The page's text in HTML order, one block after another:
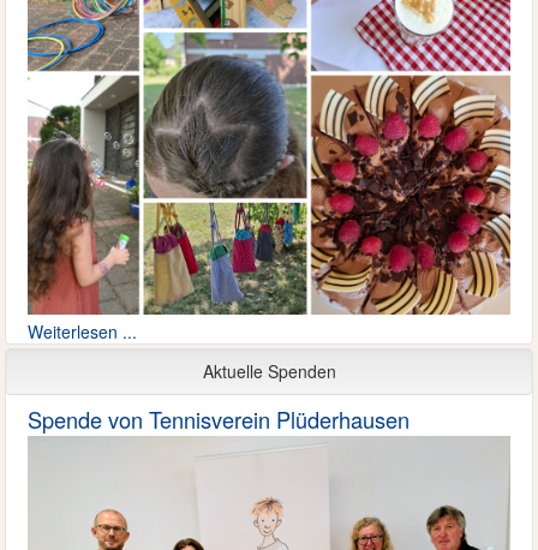
Weiterlesen ...
Aktuelle Spenden
Spende von Tennisverein Plüderhausen